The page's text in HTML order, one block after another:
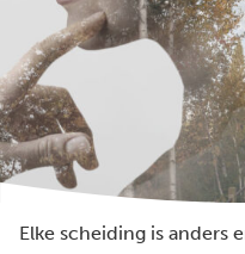
Elke scheiding is anders